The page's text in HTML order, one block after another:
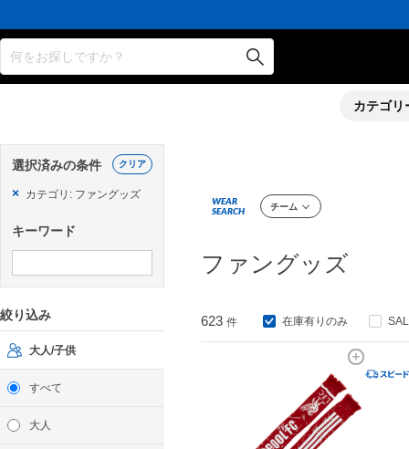
何をお探しですか？
カテゴリ
選択済みの条件
× カテゴリ: ファングッズ
キーワード
クリア
絞り込み
大人/子供
すべて
大人
WEAR
SEARCH
チーム
ファングッズ
623 件 在庫有りのみ